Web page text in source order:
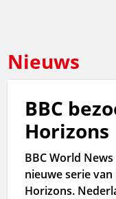
Nieuws
BBC
Horizons
BBC World
nieuwe serie
Horizons.